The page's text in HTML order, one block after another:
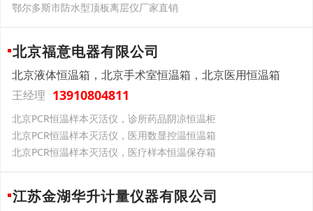
鄂尔多斯市防水型顶板离层仪厂家直销
北京福意电器有限公司
北京液体恒温箱，北京手术室恒温箱，北京医用恒温箱
王经理 13910804811
北京PCR恒温样本灭活仪，诊所药品阴凉恒温柜
北京PCR恒温样本灭活仪，医用数显控温恒温箱
北京PCR恒温样本灭活仪，医疗样本恒温保存箱
江苏金湖华升计量仪器有限公司